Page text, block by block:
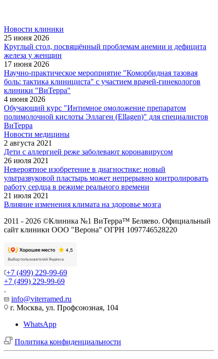
Новости клиники
25 июня 2026
Круглый стол, посвящённый проблемам анемии и дефицита
железа у женщин
17 июня 2026
Научно-практическое мероприятие "Коморбидная тазовая
боль: тактика клинициста" с участием врачей-гинекологов
клиники "ВиТерра"
4 июня 2026
Обучающий курс "Интимное омоложение препаратом
полимолочной кислоты Эллаген (Ellagen)" для специалистов
ВиТерра
Новости медицины
2 августа 2021
Дети с аллергией реже заболевают коронавирусом
26 июля 2021
Невероятное изобретение в диагностике: новый
ультразвуковой пластырь может непрерывно контролировать
работу сердца в режиме реального времени
21 июля 2021
Влияние изменения климата на здоровье мозга
2011 - 2026 ©Клиника №1 ВиТерра™ Беляево. Официальный
сайт клиники ООО "Верона" ОГРН 1097746528220
+7 (499) 229-99-69
+7 (499) 229-99-69
info@viterramed.ru
г. Москва, ул. Профсоюзная, 104
WhatsApp
Политика конфиденциальности